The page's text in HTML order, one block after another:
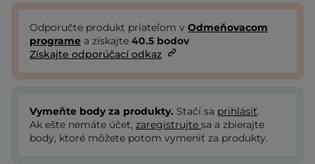
Odporučte produkt priateľom v Odmeňovacom
programe a získajte 40.5 bodov
Získajte odporúčací odkaz
Vymeňte body za produkty. Stačí sa prihlásiť.
Ak ešte nemáte účet, zaregistrujte sa a zbierajte
body, ktoré môžete potom vymeniť za produkty.